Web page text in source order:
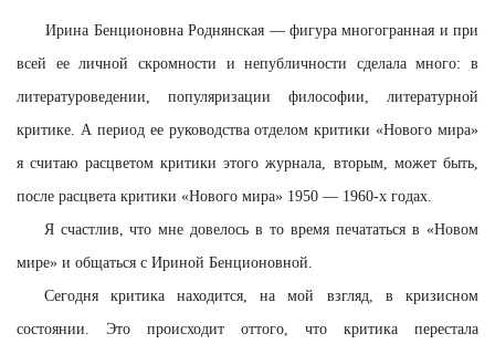
Ирина Бенционовна Роднянская — фигура многогранная и при
всей ее личной скромности и непубличности сделала много: в
литературоведении, популяризации философии, литературной
критике. А период ее руководства отделом критики «Нового мира»
я считаю расцветом критики этого журнала, вторым, может быть,
после расцвета критики «Нового мира» 1950 — 1960-х годах.
Я счастлив, что мне довелось в то время печататься в «Новом
мире» и общаться с Ириной Бенционовной.
Сегодня критика находится, на мой взгляд, в кризисном
состоянии. Это происходит оттого, что критика перестала